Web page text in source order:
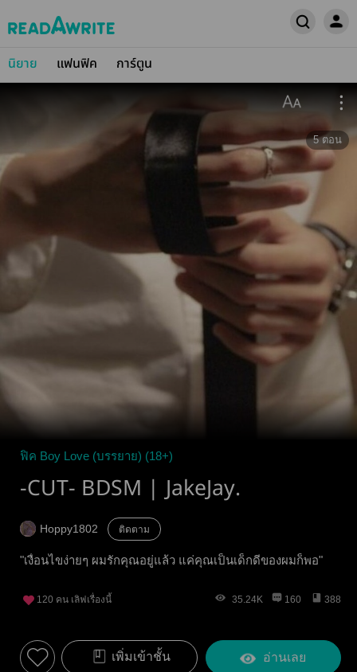
นิยาย แฟนฟิค การ์ตูน
5 ตอน
ฟิค Boy Love (บรรยาย) (18+)
-CUT- BDSM | JakeJay.
Hoppy1802 ติดตาม
"เงื่อนไขง่ายๆ ผมรักคุณอยู่แล้ว แค่คุณเป็นเด็กดีของผมก็พอ"
120 คน เลิฟเรื่องนี้ 35.24K 160 388
เพิ่มเข้าชั้น อ่านเลย